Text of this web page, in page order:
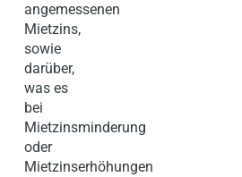
angemessenen
Mietzins,
sowie
darüber,
was es
bei
Mietzinsminderung
oder
Mietzinserhöhungen